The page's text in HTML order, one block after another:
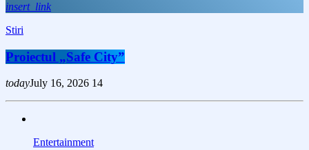
insert_link
Stiri
Proiectul „Safe City”
todayJuly 16, 2026 14
Entertainment